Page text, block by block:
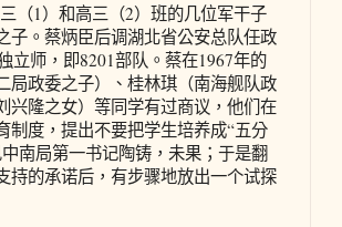
1）和高三（2）班的几位军干子
子。蔡炳臣后调湖北省公安总队任政
立师，即8201部队。蔡在1967年的
局政委之子）、桂林琪（南海舰队政
兴隆之女）等同学有过商议，他们在
制度，提出不要把学生培养成“五分
南局第一书记陶铸，未果；于是翻
持的承诺后，有步骤地放出一个试探